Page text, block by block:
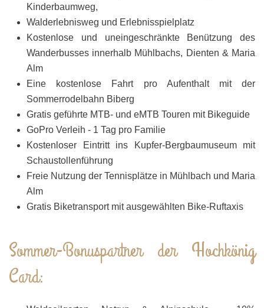
Kinderbaumweg,
Walderlebnisweg und Erlebnisspielplatz
Kostenlose und uneingeschränkte Benützung des
Wanderbusses innerhalb Mühlbachs, Dienten & Maria
Alm
Eine kostenlose Fahrt pro Aufenthalt mit der
Sommerrodelbahn Biberg
Gratis geführte MTB- und eMTB Touren mit Bikeguide
GoPro Verleih - 1 Tag pro Familie
Kostenloser Eintritt ins Kupfer-Bergbaumuseum mit
Schaustollenführung
Freie Nutzung der Tennisplätze in Mühlbach und Maria
Alm
Gratis Biketransport mit ausgewählten Bike-Ruftaxis
Sommer-Bonuspartner der Hochkönig
Card: